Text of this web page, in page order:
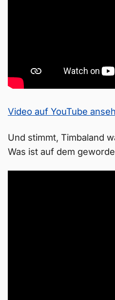
Video auf YouTube
Und stimmt, Timbaland
Was ist auf dem